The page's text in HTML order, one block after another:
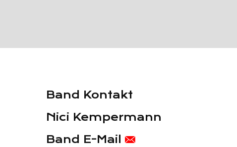
Band Kontakt
Nici Kempermann
Band E-Mail